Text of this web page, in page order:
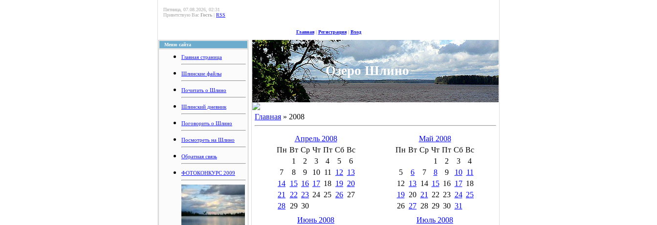
Пятница, 07.08.2026, 02:31
Приветствую Вас Гость | RSS
Главная| Регистрация| Вход
Меню сайта
Главная страница
Шлинские файлы
Почитать о Шлино
Шлинский дневник
Поговорить о Шлино
Посмотреть на Шлино
Обратная связь
ФОТОКОНКУРС 2009
Озеро Шлино
Главная » 2008
Апрель 2008
Пн Вт Ср Чт Пт Сб Вс
1
2 3 4 5
6
7
8 9 10 11 12 13
14 15 16 17 18 19 20
21
22 23 24 25 26 27
28 29 30
Май 2008
Пн Вт Ср Чт Пт Сб Вс
1
2 3
4
5
6 7 8 9 10 11
12 13 14 15 16 17 18
19 20 21 22 23 24 25
26 27 28 29 30 31
Июнь 2008
Июль 2008